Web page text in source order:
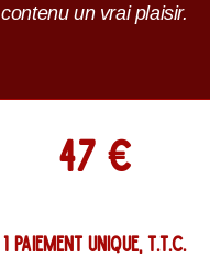
contenu un vrai plaisir.
47 €
1 PAIEMENT UNIQUE, T.T.C.